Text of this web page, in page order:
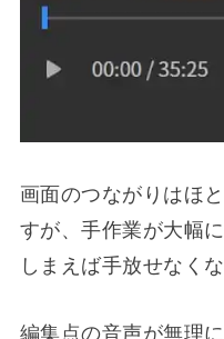
画面のつながりはほ
すが、手作業が大幅
しまえば手放せなく
編集点の音声が無理